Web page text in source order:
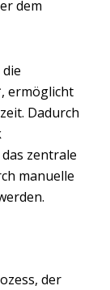
dem
ermöglicht
Dadurch
zentrale
manuelle
der